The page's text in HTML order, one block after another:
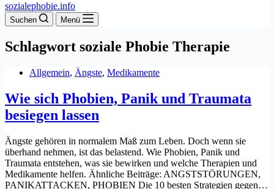
sozialephobie.info
Suchen Menü
Schlagwort soziale Phobie Therapie
Allgemein, Ängste, Medikamente
Wie sich Phobien, Panik und Traumata
besiegen lassen
Ängste gehören in normalem Maß zum Leben. Doch wenn sie
überhand nehmen, ist das belastend. Wie Phobien, Panik und
Traumata entstehen, was sie bewirken und welche Therapien und
Medikamente helfen. Ähnliche Beiträge: ANGSTSTÖRUNGEN,
PANIKATTACKEN, PHOBIEN Die 10 besten Strategien gegen…